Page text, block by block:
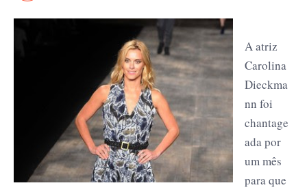
A atriz
Carolina
Dieckma
nn foi
chantage
ada por
um mês
para que